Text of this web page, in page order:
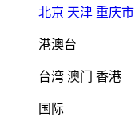
北京 天津 重庆市
港澳台
台湾 澳门 香港
国际